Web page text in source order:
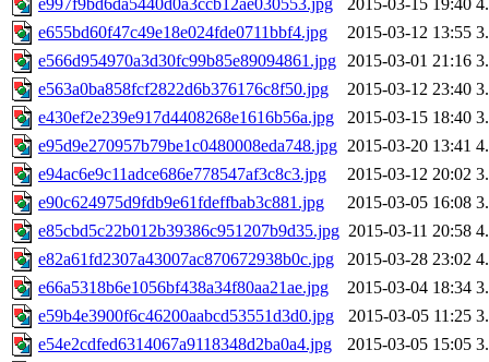
e997f9bd6da5440d0a3ccb12ae030553.jpg
2015-03-15 19:40
e655bd60f47c49e18e024fde0711bbf4.jpg
2015-03-12 13:55
e566d954970a3d30fc99b85e89094861.jpg 2015-03-01 21:16
e563a0ba858fcf2822d6b376176c8f50.jpg
2015-03-12 23:40
e430ef2e239e917d4408268e1616b56a.jpg
2015-03-15 18:40
e95d9e270957b79be1c0480008eda748.jpg 2015-03-20 13:41
e94ac6e9c11adce686e778547af3c8c3.jpg
2015-03-12 20:02
e90c624975d9fdb9e61fdeffbab3c881.jpg
2015-03-05 16:08
e85cbd5c22b012b39386c951207b9d35.jpg 2015-03-11 20:58
e82a61fd2307a43007ac870672938b0c.jpg
2015-03-28 23:02
e66a5318b6e1056bf438a34f80aa21ae.jpg
2015-03-04 18:34
e59b4e3900f6c46200aabcd53551d3d0.jpg
2015-03-05 11:25
e54e2cdfed6314067a9118348d2ba0a4.jpg
2015-03-05 15:05